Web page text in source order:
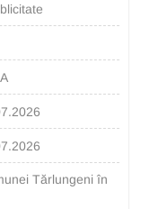
Tărlungeni în